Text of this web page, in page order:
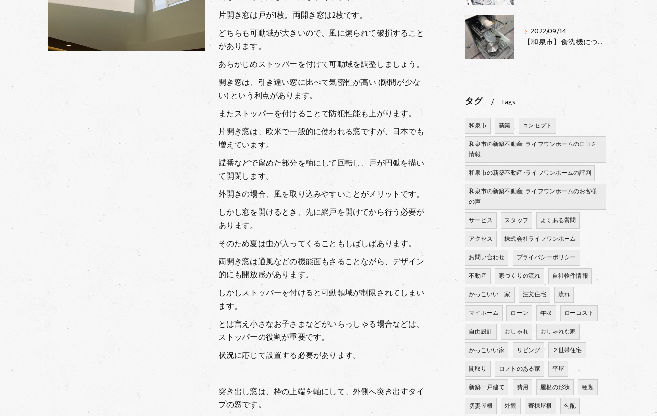
片開き窓は戸が1枚。両開き窓は2枚です。
どちらも可動域が大きいので、風に煽られて破損すること
があります。
あらかじめストッパーを付けて可動域を調整しましょう。
開き窓は、引き違い窓に比べて気密性が高い (隙間が少な
い) という利点があります。
またストッパーを付けることで防犯性能も上がります。
片開き窓は、欧米で一般的に使われる窓ですが、日本でも
増えています。
蝶番などで留めた部分を軸にして回転し、戸が円弧を描い
て開閉します。
外開きの場合、風を取り込みやすいことがメリットです。
しかし窓を開けるとき、先に網戸を開けてから行う必要が
あります。
そのため夏は虫が入ってくることもしばしばあります。
両開き窓は通風などの機能面もさることながら、デザイン
的にも開放感があります。
しかしストッパーを付けると可動領域が制限されてしまい
ます。
とは言え小さなお子さまなどがいらっしゃる場合などは、
ストッパーの役割が重要です。
状況に応じて設置する必要があります。
突き出し窓は、枠の上端を軸にして、外側へ突き出すタイ
プの窓です。
2022/09/14
【和泉市】食洗機について②
タグ Tags
和泉市 新築
コンセプト
和泉市の新築不動産･ライフワンホームの口コミ
情報
和泉市の新築不動産･ライフワンホームの評判
和泉市の新築不動産･ライフワンホームのお客様
の声
サービス
スタッフ
よくある質問
アクセス
株式会社ライフワンホーム
お問い合わせ
プライバシーポリシー
不動産
家づくりの流れ
自社物件情報
かっこいい 家
注文住宅
流れ
マイホーム
ローン 年収
ローコスト
自由設計
おしゃれ
おしゃれな家
かっこいい家
リビング
２世帯住宅
間取り
ロフトのある家
平屋
新築一戸建て
費用 屋根の形状
種類
切妻屋根
外観 寄棟屋根
勾配